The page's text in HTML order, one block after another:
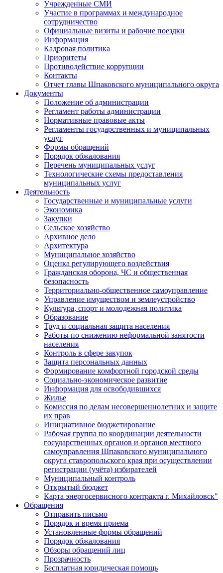
Учрежденные СМИ
Участие в программах и международное
сотрудничество
Официальные визиты и рабочие поездки
Информация
Кадровая политика
Приоритеты
Противодействие коррупции
Контакты
Отчет главы Шпаковского муниципального округа
Документы
Положение об администрации
Регламент работы администрации
Нормативные правовые акты
Регламенты государственных и муниципальных
услуг
Формы обращений
Порядок обжалования
Перечень муниципальных услуг
Технологические схемы предоставления
муниципальных услуг
Деятельность
Государственные и муниципальные услуги
Экономика
Закупки
Сельское хозяйство
Архивное дело
Архитектура
Муниципальное хозяйство
Оценка регулирующего воздействия
Гражданская оборона, ЧС и общественная
безопасность
Территориально-общественное самоуправление
Управление имуществом и землеустройство
Культура, спорт и молодежная политика
Образование
Труд и социальная защита населения
Работы по снижению неформальной занятости
населения
Контроль в сфере закупок
Защита персональных данных
Формирование комфортной городской среды
Социально-экономическое развитие
Информация для освободившихся
Жилье
Комиссия по делам несовершеннолетних и защите
их прав
Инициативное бюджетирование
Рабочая группа по координации деятельности
государственных органов и органов местного
самоуправления Шпаковского муниципального
округа ставропольского края при осуществлении
регистрации (учёта) избирателей
Муниципальный контроль
Открытый бюджет
Карта энергосервисного контракта г. Михайловск"
Обращения
Отправить письмо
Порядок и время приема
Установленные формы обращений
Порядок обжалования
Обзоры обращений лиц
Прозрачность
Бесплатная юридическая помощь